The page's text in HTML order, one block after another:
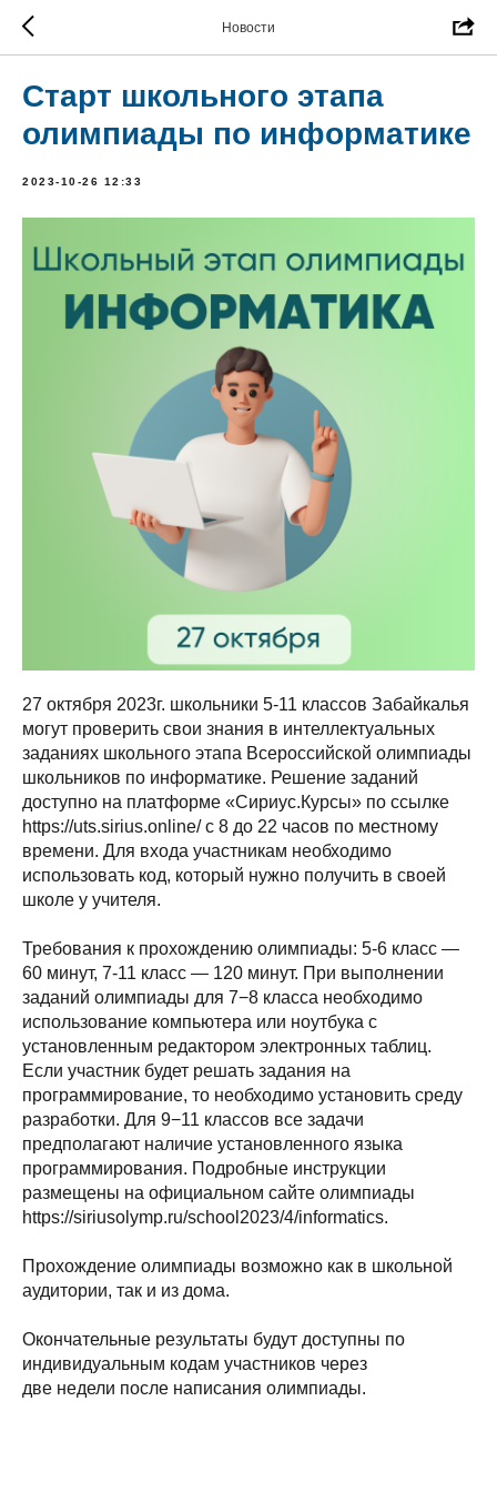
Новости
Старт школьного этапа
олимпиады по информатике
2023-10-26 12:33
27 октября 2023г. школьники 5-11 классов Забайкалья
могут проверить свои знания в интеллектуальных
заданиях школьного этапа Всероссийской олимпиады
школьников по информатике. Решение заданий
доступно на платформе «Сириус.Курсы» по ссылке
https://uts.sirius.online/ с 8 до 22 часов по местному
времени. Для входа участникам необходимо
использовать код, который нужно получить в своей
школе у учителя.
Требования к прохождению олимпиады: 5-6 класс —
60 минут, 7-11 класс — 120 минут. При выполнении
заданий олимпиады для 7−8 класса необходимо
использование компьютера или ноутбука с
установленным редактором электронных таблиц.
Если участник будет решать задания на
программирование, то необходимо установить среду
разработки. Для 9−11 классов все задачи
предполагают наличие установленного языка
программирования. Подробные инструкции
размещены на официальном сайте олимпиады
https://siriusolymp.ru/school2023/4/informatics.
Прохождение олимпиады возможно как в школьной
аудитории, так и из дома.
Окончательные результаты будут доступны по
индивидуальным кодам участников через
две недели после написания олимпиады.